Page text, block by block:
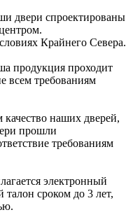
двери спроектированы
Крайнего Севера.
продукция проходит
всем требованиям
наших дверей,
прошли
требованиям
электронный
сроком до 3 лет,